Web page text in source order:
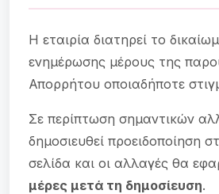
Η εταιρία διατηρεί το
ενημέρωσης μέρους της
Απορρήτου οποιαδήποτε
Σε περίπτωση σημαντικών
δημοσιευθεί προειδοποίηση
σελίδα και οι αλλαγές θα
μέρες μετά τη δημοσίευση.